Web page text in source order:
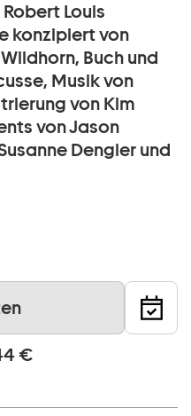
Louis
konzipiert von
Buch und
Musik von
von Kim
von Jason
Dengler und
€